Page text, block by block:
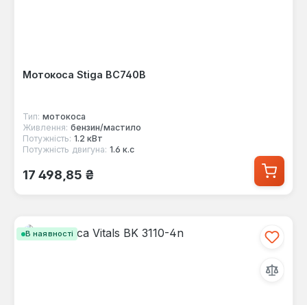
Мотокоса Stiga BC740B
Тип: мотокоса
Живлення: бензин/мастило
Потужність: 1.2 кВт
Потужність двигуна: 1.6 к.с
Звичайна ціна:
17 498,85 ₴
В наявності